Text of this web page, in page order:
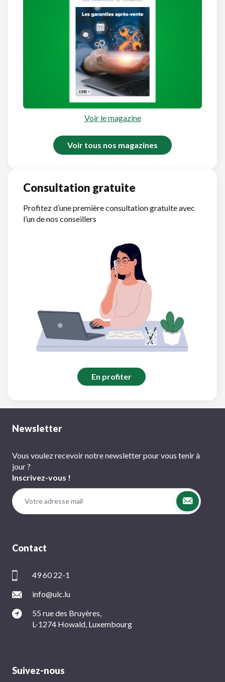
Voir le magazine
Voir tous nos magazines
Consultation gratuite
Profitez d’une première consultation gratuite avec
l’un de nos conseillers
En profiter
Newsletter
Vous voulez recevoir notre newsletter pour vous tenir à
jour ?
Inscrivez-vous !
Contact
49 60 22-1
info@ulc.lu
55 rue des Bruyères,
L-1274 Howald, Luxembourg
Suivez-nous